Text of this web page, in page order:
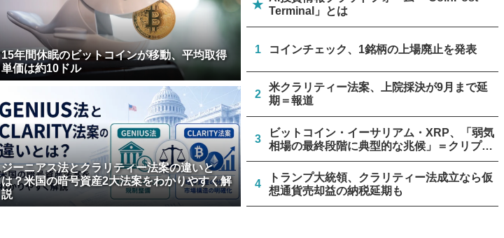
15年間休眠のビットコインが移動、平均取得
単価は約10ドル
ジーニアス法とクラリティー法案の違いと
は？米国の暗号資産2大法案をわかりやすく解
説
★
Terminal」とは
1 コインチェック、1銘柄の上場廃止を発表
2
米クラリティー法案、上院採決が9月まで延
期＝報道
3
ビットコイン・イーサリアム・XRP、「弱気
相場の最終段階に典型的な兆候」＝クリプト
クアント
4
トランプ大統領、クラリティー法成立なら仮
想通貨売却益の納税延期も